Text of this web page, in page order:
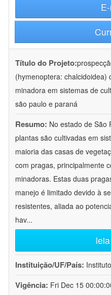
Título do Projeto:
(hymenoptera: chalcidoidea)
minadora em sistemas de
são paulo e paraná
Resumo: No estado de São
plantas são cultivadas em
maioria das casas de
com pragas, principalmente
minadoras. Estas duas
manejo é limitado devido à
resistentes, aliada ao
hav...
Instituição/UF/País:
Vigência: Fri Dec 15